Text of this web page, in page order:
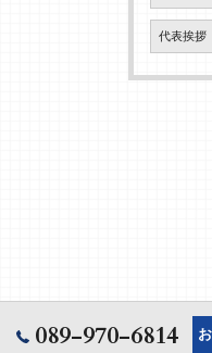
代表挨拶
089-970-6814